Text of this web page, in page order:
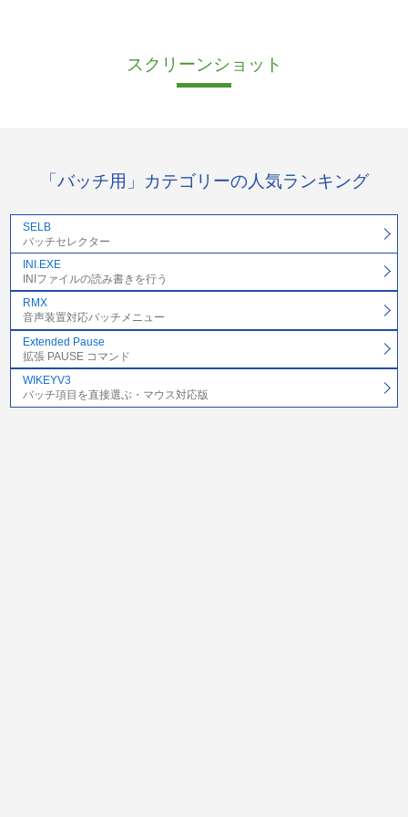
スクリーンショット
「バッチ用」カテゴリーの人気ランキング
SELB
バッチセレクター
INI.EXE
INIファイルの読み書きを行う
RMX
音声装置対応バッチメニュー
Extended Pause
拡張 PAUSE コマンド
WIKEYV3
バッチ項目を直接選ぶ・マウス対応版